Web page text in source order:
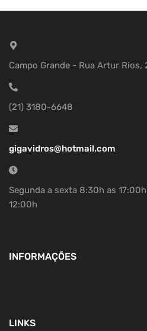
Campo Grande - Rua Artur
(21) 3180-6648
gigavidros@hotmail.com
Segunda a sexta 8:30h as
12:00h
INFORMAÇÕES
LINKS